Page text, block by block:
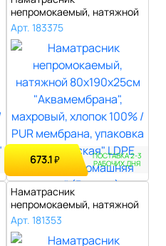
непромокаемый, натяжной
80х190х25см "Акваме..
Арт. 183375
673.1₽ ПОСТАВКА 2-3
РАБОЧИХ ДНЯ
Наматрасник
непромокаемый, натяжной
200х200х29см "Аквам..
Арт. 181353